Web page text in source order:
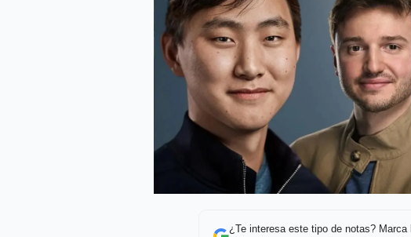
¿Te interesa este tipo de notas? Marca